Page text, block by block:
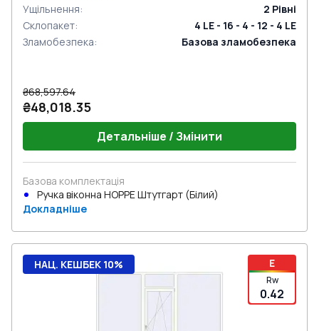
Ущільнення: 2 Рівні
Склопакет:
4 LE - 16 - 4 - 12 - 4 LE
Зламобезпека: Базова зламобезпека
₴68,597.64
₴48,018.35
Детальніше / Змінити
Базова комплектація
Ручка віконна HOPPE Штутгарт (Білий)
Докладніше
E
Rw
0.42
НАЦ. КЕШБЕК 10%